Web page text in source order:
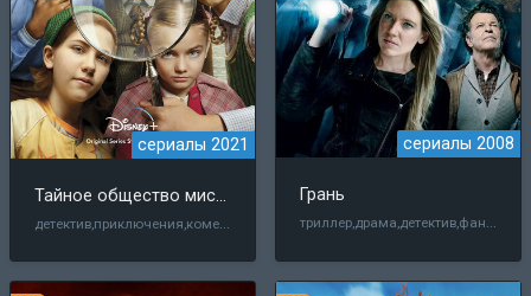
сериалы 2021
Тайное общество мистера Бенедикта
детектив,приключения,комедия,семейный
сериалы 2008
Грань
триллер,драма,детектив,фантастика